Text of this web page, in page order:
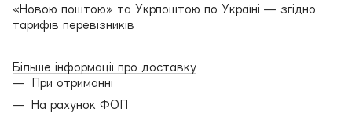
«Новою поштою» та Укрпоштою по Україні — згідно
тарифів перевізників
Більше інформації про доставку
При отриманні
На рахунок ФОП